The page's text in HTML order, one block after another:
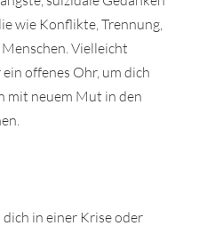
wie Konflikte, Trennung,
Vielleicht
offenes Ohr, um dich
mit neuem Mut in den
in einer Krise oder